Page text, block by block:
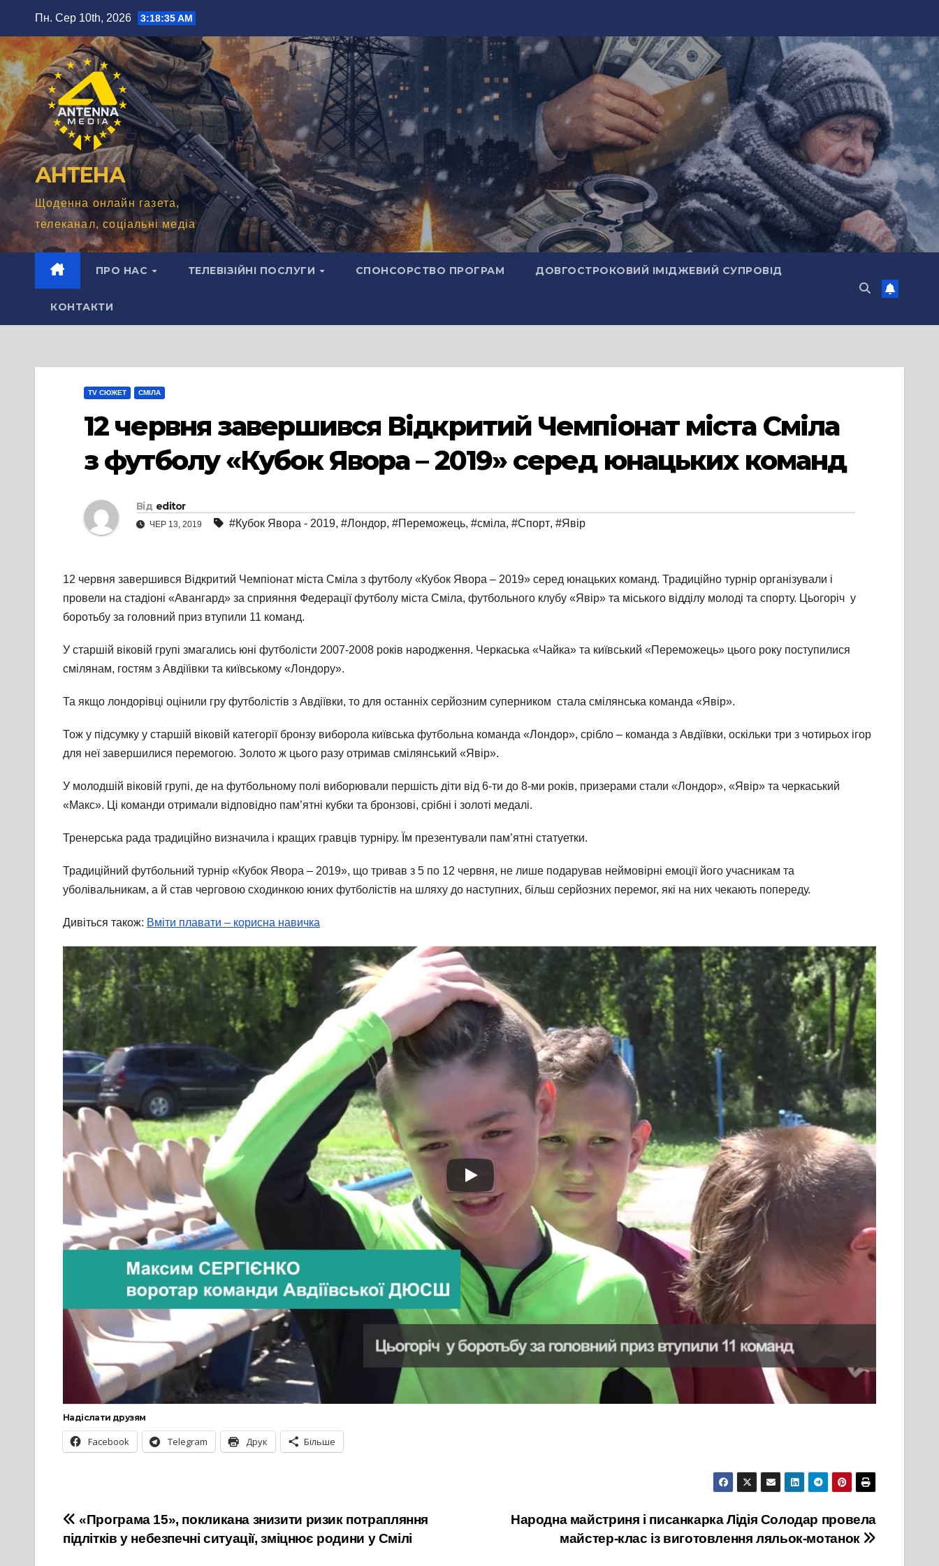
вмісту
Пн. Сер 10th, 2026 3:18:37 AM
АНТЕНА
Щоденна онлайн газета,
телеканал, соціальні медіа
ПРО НАС ТЕЛЕВІЗІЙНІ ПОСЛУГИ СПОНСОРСТВО ПРОГРАМ ДОВГОСТРОКОВИЙ ІМІДЖЕВИЙ СУПРОВІД
КОНТАКТИ
TV СЮЖЕТ СМІЛА
12 червня завершився Відкритий Чемпіонат міста Сміла
з футболу «Кубок Явора – 2019» серед юнацьких команд
Від editor
ЧЕР 13, 2019 #Кубок Явора - 2019, #Лондор, #Переможець, #сміла, #Спорт, #Явір
12 червня завершився Відкритий Чемпіонат міста Сміла з футболу «Кубок Явора – 2019» серед юнацьких команд. Традиційно турнір організували і
провели на стадіоні «Авангард» за сприяння Федерації футболу міста Сміла, футбольного клубу «Явір» та міського відділу молоді та спорту. Цьогоріч у
боротьбу за головний приз втупили 11 команд.
У старшій віковій групі змагались юні футболісти 2007-2008 років народження. Черкаська «Чайка» та київський «Переможець» цього року поступилися
смілянам, гостям з Авдіїівки та київському «Лондору».
Та якщо лондорівці оцінили гру футболістів з Авдіївки, то для останніх серйозним суперником стала смілянська команда «Явір».
Тож у підсумку у старшій віковій категорії бронзу виборола київська футбольна команда «Лондор», срібло – команда з Авдіївки, оскільки три з чотирьох ігор
для неї завершилися перемогою. Золото ж цього разу отримав смілянський «Явір».
У молодшій віковій групі, де на футбольному полі виборювали першість діти від 6-ти до 8-ми років, призерами стали «Лондор», «Явір» та черкаський
«Макс». Ці команди отримали відповідно пам’ятні кубки та бронзові, срібні і золоті медалі.
Тренерська рада традиційно визначила і кращих гравців турніру. Їм презентували пам’ятні статуетки.
Традиційний футбольний турнір «Кубок Явора – 2019», що тривав з 5 по 12 червня, не лише подарував неймовірні емоції його учасникам та
уболівальникам, а й став черговою сходинкою юних футболістів на шляху до наступних, більш серйозних перемог, які на них чекають попереду.
Дивіться також: Вміти плавати – корисна навичка
Надіслати друзям
Facebook Telegram Друк Більше
Навігація
записів
Народна майстриня і писанкарка Лідія Солодар провела
майстер-клас із виготовлення ляльок-мотанок
«Програма 15», покликана знизити ризик потрапляння
підлітків у небезпечні ситуації, зміцнює родини у Смілі